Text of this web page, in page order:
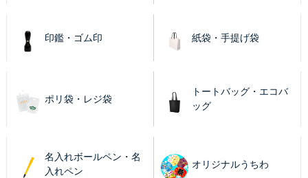
印鑑・ゴム印 紙袋・手提げ袋
ポリ袋・レジ袋
トートバッグ・エコバ
ッグ
名入れボールペン・名
入れペン
オリジナルうちわ